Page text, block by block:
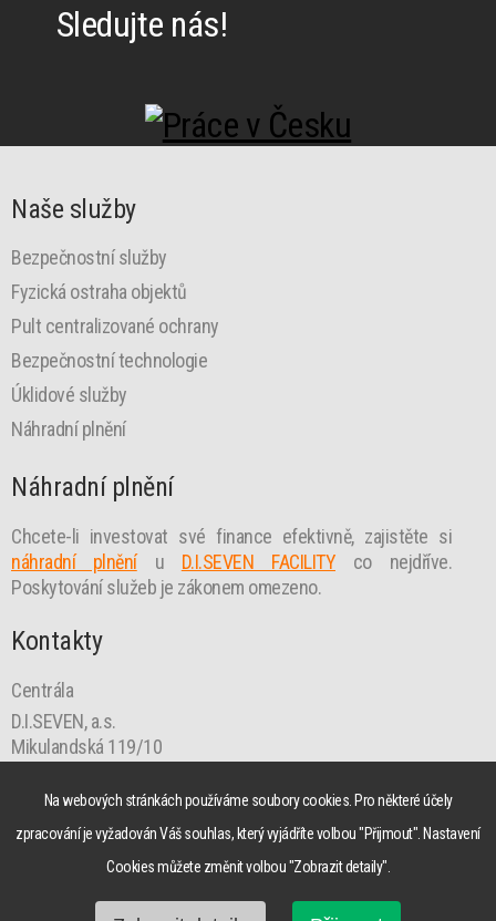
Sledujte nás!
Naše služby
Bezpečnostní služby
Fyzická ostraha objektů
Pult centralizované ochrany
Bezpečnostní technologie
Úklidové služby
Náhradní plnění
Náhradní plnění
Chcete-li investovat své finance efektivně, zajistěte si
náhradní plněníu D.I.SEVEN FACILITY co nejdříve.
Poskytování služeb je zákonem omezeno.
Kontakty
Centrála
D.I.SEVEN, a.s.
Mikulandská 119/10
praha@diseven.cz
© 2026 D.I.SEVEN, a.s. Created byVIDIA-DESIGN
Na webových stránkách používáme soubory cookies. Pro některé účely
zpracování je vyžadován Váš souhlas, který vyjádříte volbou "Přijmout". Nastavení
Cookies můžete změnit volbou "Zobrazit detaily".